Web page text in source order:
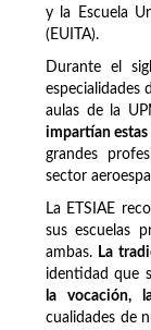
y la Escuela
(EUITA).
Durante el
especialidades
aulas de la
impartían
grandes
sector
La ETSIAE
sus escuelas
ambas. La
identidad que
la vocación,
cualidades de